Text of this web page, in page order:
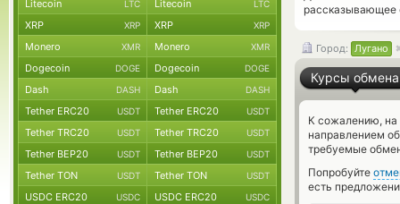
рассказывающее
Город: Лугано
Курсы обмена
К сожалению, на
направлением
требуемые
Попробуйте
есть
Litecoin LTC Litecoin LTC
XRP XRP XRP XRP
Monero XMR Monero XMR
Dogecoin DOGE Dogecoin DOGE
Dash DASH Dash DASH
Tether ERC20 USDT Tether ERC20 USDT
Tether TRC20 USDT Tether TRC20 USDT
Tether BEP20 USDT Tether BEP20 USDT
Tether TON USDT Tether TON USDT
USDC ERC20 USDC USDC ERC20 USDC